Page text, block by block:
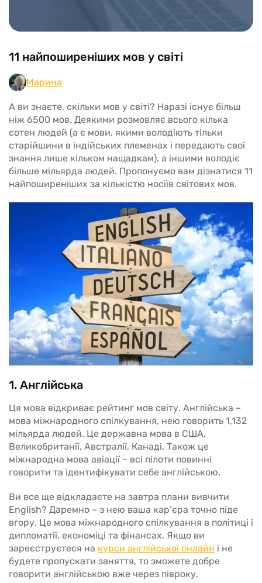
11 найпоширеніших мов у світі
Марина
А ви знаєте, скільки мов у світі? Наразі існує більш
ніж 6500 мов. Деякими розмовляє всього кілька
сотен людей (а є мови, якими володіють тільки
старійшини в індійських племенах і передають свої
знання лише кільком нащадкам), а іншими володіє
більше мільярда людей. Пропонуємо вам дізнатися 11
найпоширеніших за кількістю носіїв світових мов.
1. Англійська
Ця мова відкриває рейтинг мов світу. Англійська –
мова міжнародного спілкування, нею говорить 1,132
мільярда людей. Це державна мова в США,
Великобританії, Австралії, Канаді. Також це
міжнародна мова авіації – всі пілоти повинні
говорити та ідентифікувати себе англійською.
Ви все ще відкладаєте на завтра плани вивчити
English? Даремно – з нею ваша кар’єра точно піде
вгору. Це мова міжнародного спілкування в політиці і
дипломатії, економіці та фінансах. Якщо ви
зареєструєтеся на курси англійської онлайн і не
будете пропускати заняття, то зможете добре
говорити англійською вже через півроку.